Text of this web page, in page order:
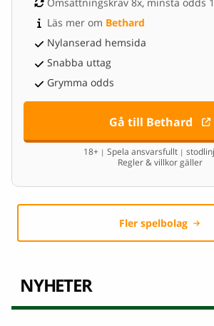
Omsättningskrav 8x, minsta odds
Läs mer om Bethard
Nylanserad hemsida
Snabba uttag
Grymma odds
Gå till Bethard
18+ | Spela ansvarsfullt |
Regler & villkor gäller
Fler spelbolag
NYHETER